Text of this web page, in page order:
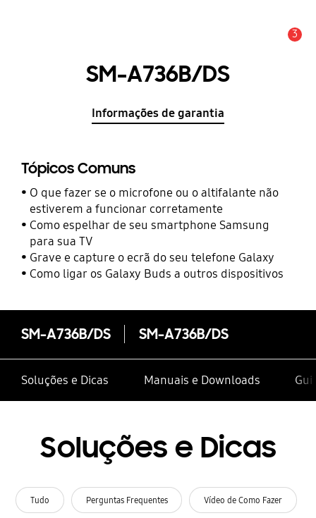
3
SM-A736B/DS
Informações de garantia
Tópicos Comuns
O que fazer se o microfone ou o altifalante não
estiverem a funcionar corretamente
Como espelhar de seu smartphone Samsung
para sua TV
Grave e capture o ecrã do seu telefone Galaxy
Como ligar os Galaxy Buds a outros dispositivos
SM-A736B/DS SM-A736B/DS
Soluções e Dicas Manuais e Downloads
Soluções e Dicas
Tudo Perguntas Frequentes Vídeo de Como Fazer